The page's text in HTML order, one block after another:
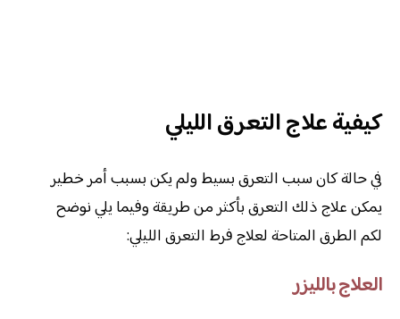
كيفية علاج التعرق الليلي
في حالة كان سبب التعرق بسيط ولم يكن بسبب أمر خطير
يمكن علاج ذلك التعرق بأكثر من طريقة وفيما يلي نوضح
لكم الطرق المتاحة لعلاج فرط التعرق الليلي:
العلاج بالليزر